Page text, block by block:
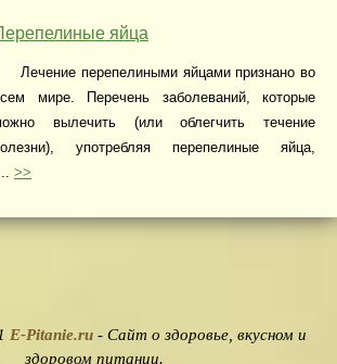
яйца
Лечение перепелиными яйцами признано во
мире. Перечень заболеваний, которые
вылечить (или облегчить течение
употребляя перепелиные яйца,
>>
E-Pitanie.ru - Сайт о здоровье, вкусном и
здоровом питании.